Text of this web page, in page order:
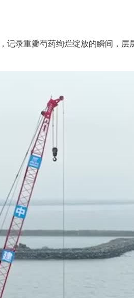
录重瓣芍药绚烂绽放的瞬间，层